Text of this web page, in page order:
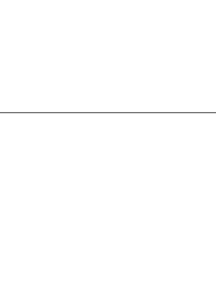
UND